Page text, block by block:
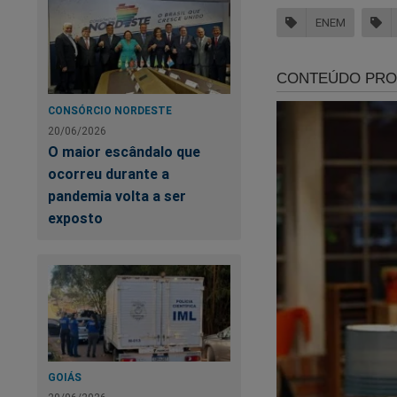
CONSÓRCIO NORDESTE
20/06/2026
O maior escândalo que
ocorreu durante a
pandemia volta a ser
exposto
GOIÁS
ENEM